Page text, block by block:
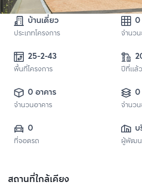
บ้านเดี่ยว
ประเภทโครงการ
0
จำนว
25-2-43
พื้นที่โครงการ ปีที่แล้
0 อาคาร
จำนวนอาคาร จำนว
0
ที่จอดรถ
บ
พ
ผู้พัฒน
สถานที่ใกล้เคียง